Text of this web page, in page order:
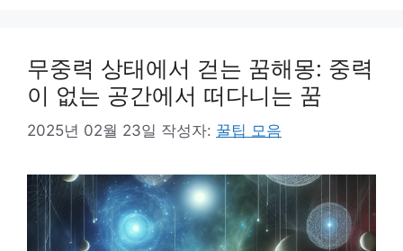
무중력 상태에서 걷는 꿈해몽: 중력
이 없는 공간에서 떠다니는 꿈
2025년 02월 23일 작성자: 꿀팁 모음